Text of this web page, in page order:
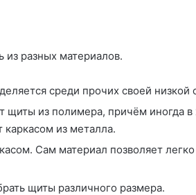
разных материалов.
среди прочих своей низкой
щиты из полимера, причём иногда в
из металла.
Сам материал позволяет
щиты различного размера.